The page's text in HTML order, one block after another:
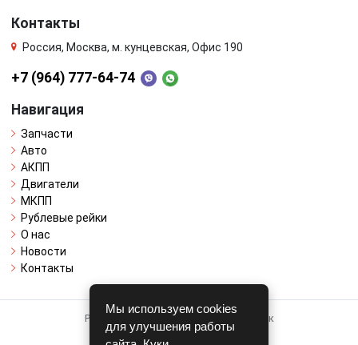
Контакты
Россия, Москва, м. кунцевская, Офис 190
+7 (964) 777-64-74
Навигация
Запчасти
Авто
АКПП
Двигатели
МКПП
Рублевые рейки
О нас
Новости
Контакты
Работает на системе для авторазборок
CARRO.БИЗНЕС
Мы используем cookies
для улучшения работы